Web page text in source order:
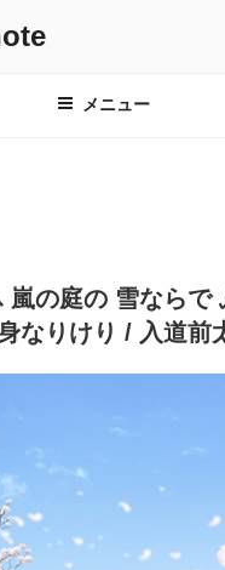
メニュー
嵐の庭の 雪ならで
なりけり / 入道前